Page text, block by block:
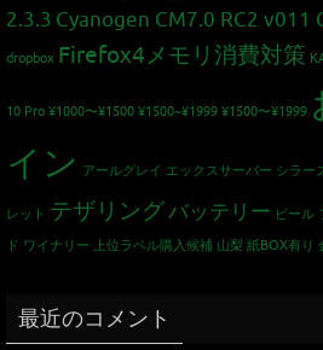
2.3.3 Cyanogen CM7.0 RC2 v011
dropbox Firefox4メモリ消費対策
10 Pro ¥1000〜¥1500 ¥1500~¥1999 ¥1500〜¥1999
イン アールグレイ エックスサーバー シラー
レット テザリングバッテリー ビール
ド ワイナリー 上位ラベル購入候補 山梨 紙BOX有り
最近のコメント